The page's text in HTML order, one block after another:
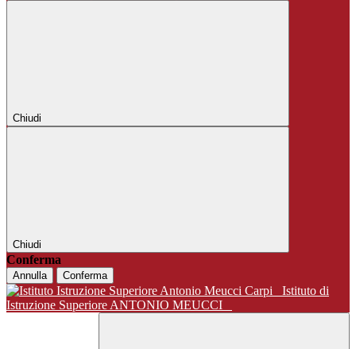
Chiudi
Chiudi
Conferma
Annulla Conferma
Istituto di
Istruzione Superiore ANTONIO MEUCCI